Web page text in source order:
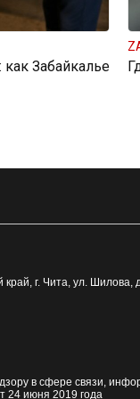
Забайкалье
край, г. Чита, ул. Шилова,
в сфере связи,
24 июня 2019 года